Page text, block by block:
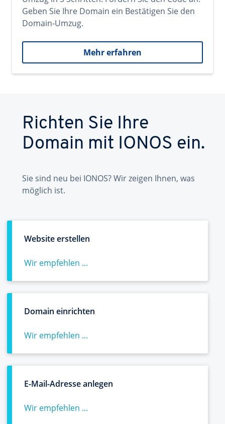
Geben Sie Ihre Domain ein Bestätigen Sie den
Domain-Umzug.
Mehr erfahren
Richten Sie Ihre
Domain mit IONOS ein.
Sie sind neu bei IONOS? Wir zeigen Ihnen, was
möglich ist.
Website erstellen
Wir empfehlen ...
Domain einrichten
Wir empfehlen ...
E-Mail-Adresse anlegen
Wir empfehlen ...